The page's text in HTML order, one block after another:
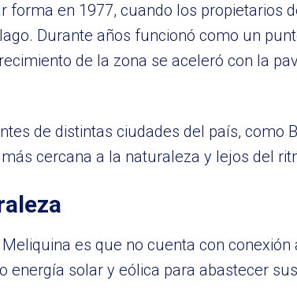
en 1977, cuando los propietarios
Durante años funcionó como un
de la zona se aceleró con la
de distintas ciudades del país, como
cercana a la naturaleza y lejos del
es que no cuenta con conexión
solar y eólica para abastecer